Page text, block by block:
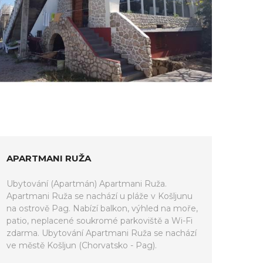
APARTMANI RUŽA
Ubytování (Apartmán) Apartmani Ruža.
Apartmani Ruža se nachází u pláže v Košljunu
na ostrově Pag. Nabízí balkon, výhled na moře,
patio, neplacené soukromé parkoviště a Wi-Fi
zdarma. Ubytování Apartmani Ruža se nachází
ve městě Košljun (Chorvatsko - Pag).